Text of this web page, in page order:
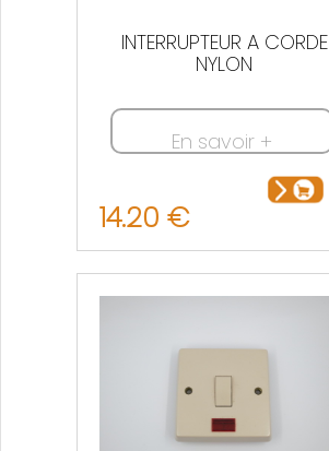
INTERRUPTEUR A CORDE
NYLON
En savoir +
14.20 €